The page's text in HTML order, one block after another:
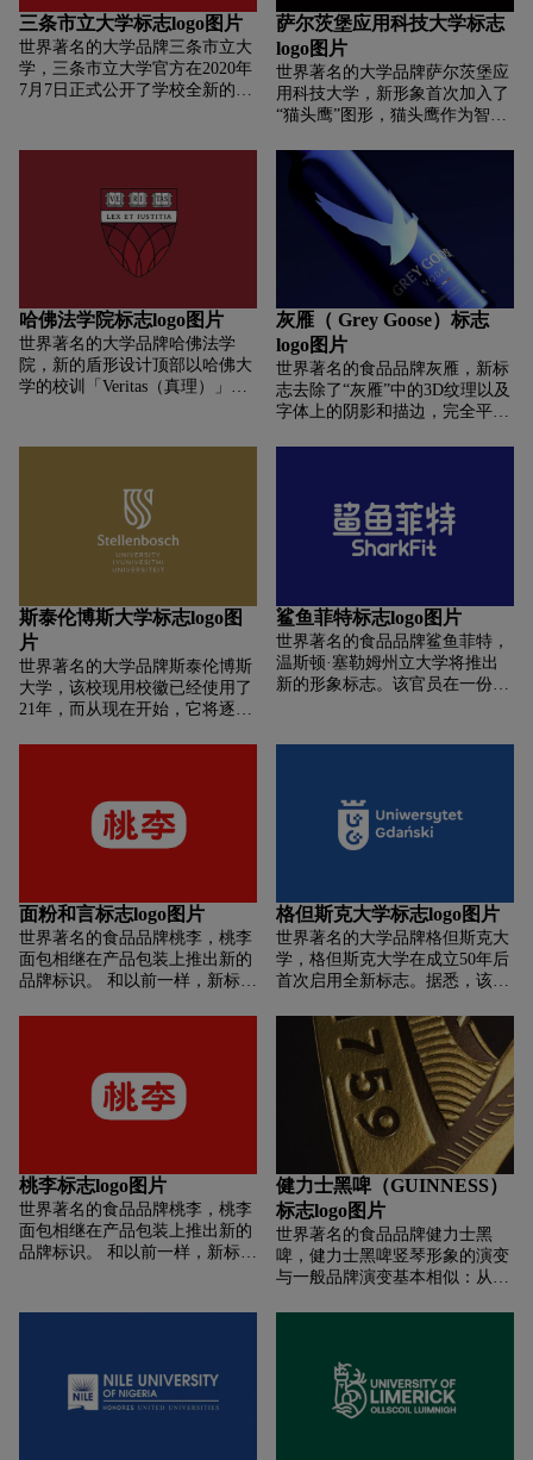
表着智慧和创造力，而在近代，
它代表着技术发展。融合的渐变
混合色表示有关不断发展的学科
和知识类型的综合技术复兴。校
徽有两种版式，其中一种有图文
学校的代码1432。
理。估计是真的。设计师以野猫
为品牌吉祥物，恰如其分地传达
了一个“品牌故事”的挖掘。其
实，野猫的传说是真是假都无所
谓。关键是有一种说法流传开来
（这种民间狂讲，暂时无法证
的）。至于二郎神三眼猫的设
计，显得神秘、独特、风趣、诡
异。其实这种气息很符合一个小
众的品牌形象（比如本文中的啤
酒，或者其他一些小众的时尚产
品）。其主品牌的字体设计非常
漂亮。字体硬朗有力的衬线和一
些局部的弧形结构非常抢眼。关
键还是气质，与啤酒品牌相得益
彰。
三条市立大学标志logo图片
世界著名的大学品牌三条市立大
学，三条市立大学官方在2020年
7月7日正式公开了学校全新的校
师石川竜太（44岁）操刀设计，
很多获奖作品，2018年，他还帮
三条市的另外一个新学校设计了
校徽。三条市立大学的新校徽基
于繁体字「學」设计成六角形，
图形整体类似向上的箭头排列出
希望学生能获得高知识和技能并
向前迈进。
萨尔茨堡应用科技大学标志
logo图片
世界著名的大学品牌萨尔茨堡应
用科技大学，新形象首次加入了
“猫头鹰”图形，猫头鹰作为智
校现代化教育的定位。该校校长
Gerhard Blechinger谈到新形象时
说：“随着教育的不断成熟，越
来越多的学生开始选择我们的大
学，这是学校面临的一个挑战，
也是一个机遇。我们的新品牌明
确了学校的教学理念。在学校走
过的这21年来，有8200多名学生
在萨尔茨堡应用科学大学成功完
成学业。为企业提供了专业的新
型人才。”
哈佛法学院标志logo图片
世界著名的大学品牌哈佛法学
院，新的盾形设计顶部以哈佛大
学的校训「Veritas（真理）」为
语 「lex et iustitia」，意为「法
三的面积由8条相交的曲线组
成，其灵感来自学校 Austin Hall
和 Hauser Hall 两栋建筑的部分
细节。力求传达活力、复杂性、
结束，传达了一种广阔的范围或
未来感，表达了学校工作和使命
的无限性。人们还可以在一些应
用中看到这些相交的线如何暗示
定义地球弧的纬度和经度，传达
学院代表真理、法律和正义，这
让我深受感动。」
灰雁（ Grey Goose）标志
logo图片
世界著名的食品品牌灰雁，新标
志去除了“灰雁”中的3D纹理以及
字体上的阴影和描边，完全平
小和环境存在。调整后的人物部
分虽然保持了原有的比例，但比
旧版更加自信和吸睛。此外，字
符标记中的“世界上最好喝的伏
他们没有刻意强调自己是世界上
最好的，而是让消费者品尝到世
界上最好的伏特加是什么。此
外，设计团队与字体设计机构
colophon Foundry合作，开发出
境中具有先天优势的无衬线字体
也在不同的媒体中展现出更多的
可能性。
斯泰伦博斯大学标志logo图
片
世界著名的大学品牌斯泰伦博斯
大学，该校现用校徽已经使用了
21年，而从现在开始，它将逐步
上，图形左下角就像一颗种子，
引导其穿越溪流，走向未来的成
英文「斯泰伦博斯
（Stellenbosch）」的名字，同时
还在下方用英语，科萨语
（isiXhosa）和南非语
（Afrikaans）三种语言标注了
雅的教育类符号魅力。它清晰易
读，适合具有世界一流学术水平
的大学，并希望在2040年之前成
鲨鱼菲特标志logo图片
世界著名的食品品牌鲨鱼菲特，
温斯顿·塞勒姆州立大学将推出
新的形象标志。该官员在一份声
括拱门、盾牌、新字体等。新标
了大学社区的力量，体现了教师
和其他工作人员对学生的承诺，
并为学生提供了一个安全舒适的
现了学校与城市社会的联系。学
校还设立了全新的品牌指导页
面，帮助师生了解新形象的应用
规范，使新形象更清晰、更容易
告、网页、广告牌、招牌、小册
子、电子邮件和其他大学材料。
面粉和言标志logo图片
世界著名的食品品牌桃李，桃李
面包相继在产品包装上推出新的
品牌标识。 和以前一样，新标志
均匀。 当红色背景块的四个圆角
变大时，新的红色比以前更亮。
格但斯克大学标志logo图片
世界著名的大学品牌格但斯克大
学，格但斯克大学在成立50年后
首次启用全新标志。据悉，该校
都没有实现。趁着此次学校建校
50周年的机会，学校决定在尊重
传统历史的基础上启用更加现代
化的新图形符号。从2021年6月1
日起取代当前「G」字校徽。以
盾牌为基础的新标志，并保留了
原标志中的两个十字图案和皇冠
图案。在新的设计中，皇冠被单
独移到了盾牌的顶部，而十字图
标则被融入到盾形内部的学校缩
写字母「UG」之中。美术学院
院长 Krzysztof Polkowski 谈到新
标志时介绍说，设计的主要准则
构建有趣而永恒的视觉语言奠定
了基础。
桃李标志logo图片
世界著名的食品品牌桃李，桃李
面包相继在产品包装上推出新的
品牌标识。 和以前一样，新标志
的基础上进行了矫正，打开了单
变大时，新的红色比以前更亮。
此外，在部分广告中，新标识还
健力士黑啤（GUINNESS）
标志logo图片
世界著名的食品品牌健力士黑
啤，健力士黑啤竖琴形象的演变
与一般品牌演变基本相似：从复
它只是轻率地希望迎合一些审美
趋势，但在这里它忽略了啤酒品
牌不是汽车制造商。 这种现代性